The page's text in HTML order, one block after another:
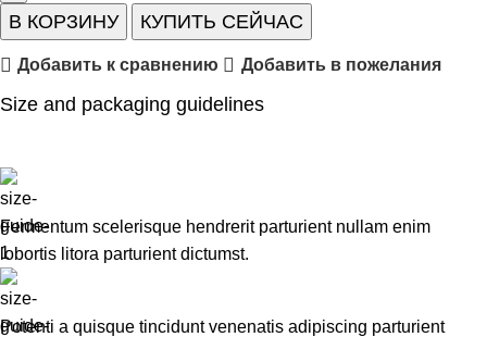
В КОРЗИНУ КУПИТЬ СЕЙЧАС
Добавить к сравнению Добавить в пожелания
Size and packaging guidelines
Fermentum scelerisque hendrerit parturient nullam enim
lobortis litora parturient dictumst.
Potenti a quisque tincidunt venenatis adipiscing parturient